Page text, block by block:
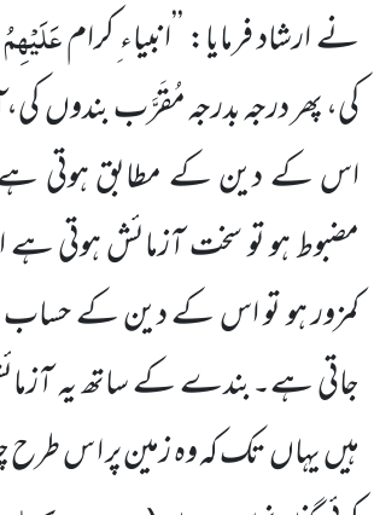
نے ارشاد فرمایا: ’’انبیاء ِکرامعَلَیْہِمُ
کی، پھر درجہ بدرجہ مُقَرَّب بندوں
اس کے دین کے مطابق ہوتی
مضبوطہو تو سخت آزمائش ہوتی ہے
کمزور ہو تو اس کے دین کے
جاتی ہے۔بندے کے ساتھ یہ
ہیںیہاںتک کہ وہ زمین پر ا س طرح